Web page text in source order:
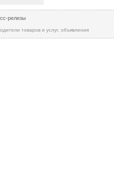
релизы
товаров и услуг, объявления